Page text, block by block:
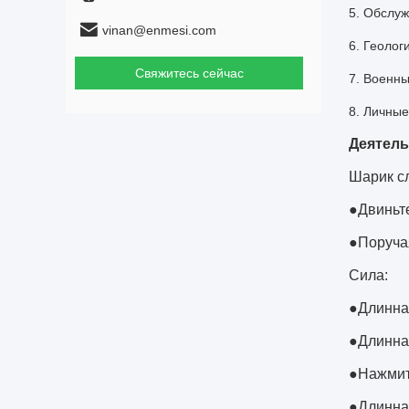
vinan@enmesi.com
Свяжитесь сейчас
5.
6.
7.
8.
Шарик
Сила: